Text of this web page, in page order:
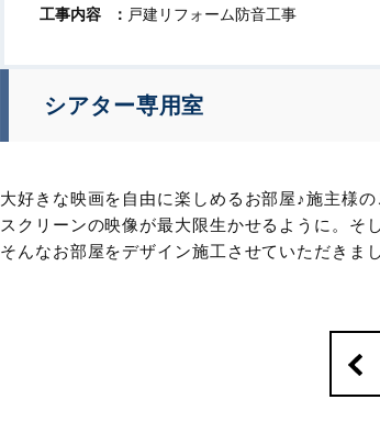
工事内容
戸建リフォーム防音工事
シアター専用室
大好きな映画を自由に楽しめるお部屋♪施主様
スクリーンの映像が最大限生かせるように。そ
そんなお部屋をデザイン施工させていただきまし